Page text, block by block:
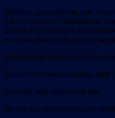
Прошли десятилетия, как мы
где выпускали “Домашнюю
делали первые шаги в
учились танцевать, откуда
Вспоминаю слова из песни
Ты не часто мне снишься, мой
Золотой мой, недолгий век.
Но все то, что случится со